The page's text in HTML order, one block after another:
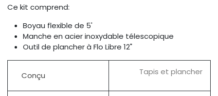
Ce kit comprend:
Boyau flexible de 5'
Manche en acier inoxydable télescopique
Outil de plancher à Flo Libre 12"
Conçu Tapis et plancher